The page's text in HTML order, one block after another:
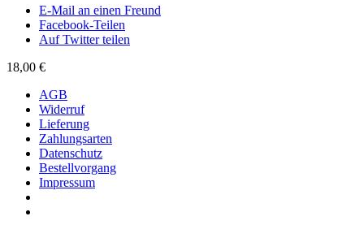
E-Mail an einen Freund
Facebook-Teilen
Auf Twitter teilen
18,00 €
AGB
Widerruf
Lieferung
Zahlungsarten
Datenschutz
Bestellvorgang
Impressum